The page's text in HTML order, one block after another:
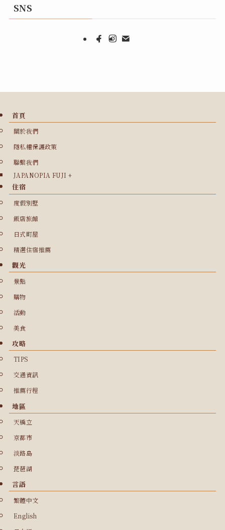
SNS
首頁
關於我們
隱私權保護政策
聯繫我們
JAPANOPIA FUJI +
住宿
度假別墅
飯店旅館
日式町屋
精選住宿推薦
觀光
景點
購物
活動
美食
攻略
TIPS
交通資訊
推薦行程
地區
天橋立
京都市
淡路島
琵琶湖
言語
繁體中文
English